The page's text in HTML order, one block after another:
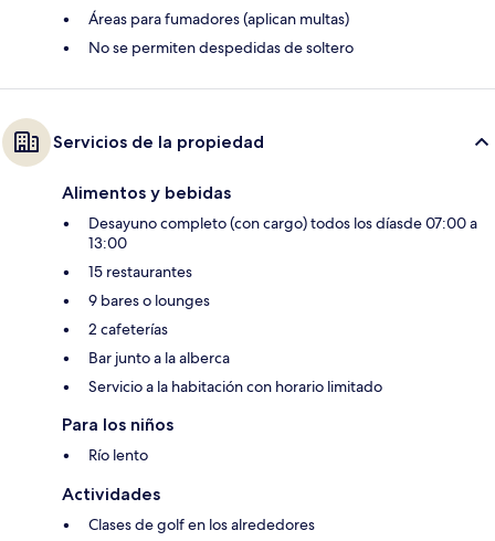
Áreas para fumadores (aplican multas)
No se permiten despedidas de soltero
Servicios de la propiedad
Alimentos y bebidas
Desayuno completo (con cargo) todos los díasde 07:00 a
13:00
15 restaurantes
9 bares o lounges
2 cafeterías
Bar junto a la alberca
Servicio a la habitación con horario limitado
Para los niños
Río lento
Actividades
Clases de golf en los alrededores